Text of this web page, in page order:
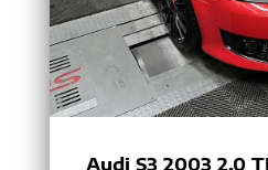
Audi S3 2003 2.0